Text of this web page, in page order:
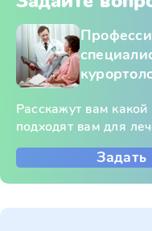
Расскажут вам
подходят вам для
Задать